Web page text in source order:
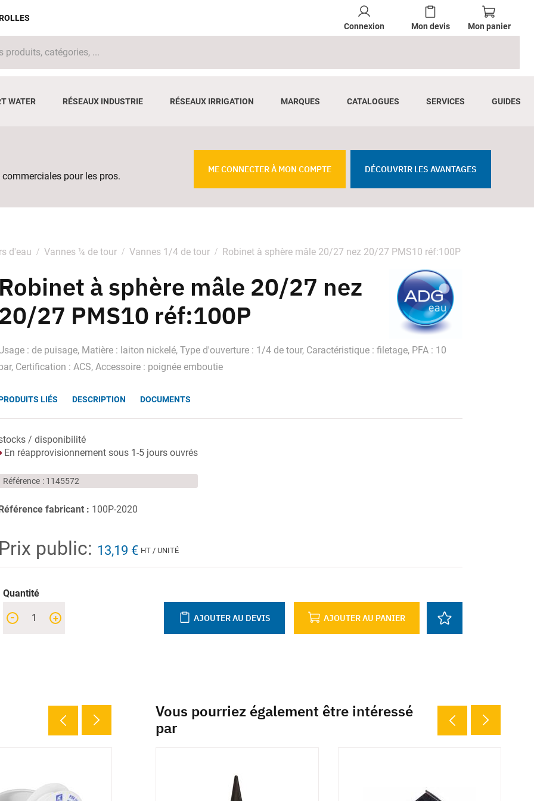
Connexion Mon devis Mon panier
WATER RÉSEAUX INDUSTRIE RÉSEAUX IRRIGATION MARQUES CATALOGUES SERVICES GUIDES
pour les pros.
ME CONNECTER À MON COMPTE DÉCOUVRIR LES AVANTAGES
d'eau Vannes ¼ de tour Vannes 1/4 de tour Robinet à sphère mâle 20/27 nez 20/27 PMS10 réf:100P
Robinet à sphère mâle 20/27 nez
20/27 PMS10 réf:100P
: de puisage, Matière : laiton nickelé, Type d'ouverture : 1/4 de tour, Caractéristique : filetage, PFA : 10
Certification : ACS, Accessoire : poignée emboutie
LIÉS DESCRIPTION DOCUMENTS
/ disponibilité
En réapprovisionnement sous 1-5 jours ouvrés
Référence 1145572
fabricant : 100P-2020
Prix public: 13,19 € HT / UNITÉ
Quantité
+
- AJOUTER AU PANIER
AJOUTER AU DEVIS
Vous pourriez également être intéressé
par